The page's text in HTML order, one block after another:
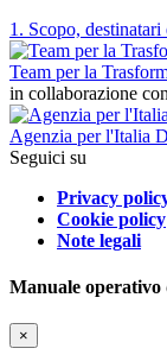
1. Scopo,
Team per la
in collaborazione con
Agenzia per l'Italia
Seguici su
Privacy
Cookie policy
Note legali
Manuale operativo
×